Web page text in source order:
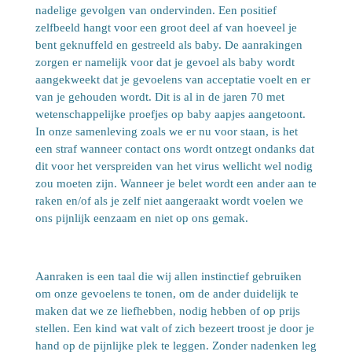
nadelige gevolgen van ondervinden. Een positief
zelfbeeld hangt voor een groot deel af van hoeveel je
bent geknuffeld en gestreeld als baby. De aanrakingen
zorgen er namelijk voor dat je gevoel als baby wordt
aangekweekt dat je gevoelens van acceptatie voelt en er
van je gehouden wordt. Dit is al in de jaren 70 met
wetenschappelijke proefjes op baby aapjes aangetoont.
In onze samenleving zoals we er nu voor staan, is het
een straf wanneer contact ons wordt ontzegt ondanks dat
dit voor het verspreiden van het virus wellicht wel nodig
zou moeten zijn. Wanneer je belet wordt een ander aan te
raken en/of als je zelf niet aangeraakt wordt voelen we
ons pijnlijk eenzaam en niet op ons gemak.
Aanraken is een taal die wij allen instinctief gebruiken
om onze gevoelens te tonen, om de ander duidelijk te
maken dat we ze liefhebben, nodig hebben of op prijs
stellen. Een kind wat valt of zich bezeert troost je door je
hand op de pijnlijke plek te leggen. Zonder nadenken leg